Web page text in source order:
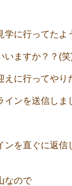
に行ってたよ
いますか？？(笑
えに行ってやり
ンを送信しま
ンを直ぐに返信
なので